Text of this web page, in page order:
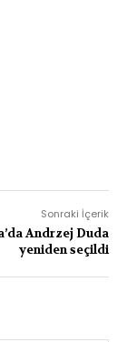
Sonraki İçerik
Andrzej Duda
yeniden seçildi